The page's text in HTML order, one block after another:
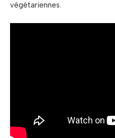
végétariennes.